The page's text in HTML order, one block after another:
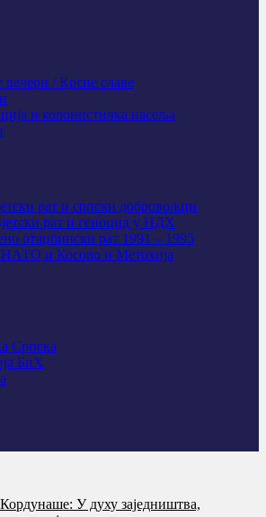
вечери / Крсне славе
и колонистичка насеља
рат и српски добровољци
рат и геноцид у НДХ
отаџбински рат 1991 – 1995
НАТО и Косово и Метохија
Српска
БиХ
које не сме да утихне